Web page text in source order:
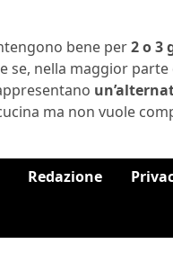
bene per2 o 3
nella maggior
ma non vuole
Redazione